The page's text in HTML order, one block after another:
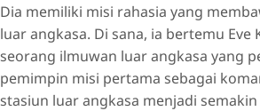
Dia memiliki misi rahasia yang
luar angkasa. Di sana, ia bertemu Eve
seorang ilmuwan luar angkasa yang
pemimpin misi pertama sebagai
stasiun luar angkasa menjadi